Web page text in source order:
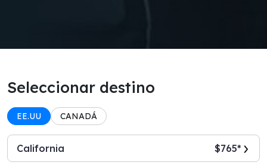
Seleccionar destino
EE.UU CANADÁ
California $765*